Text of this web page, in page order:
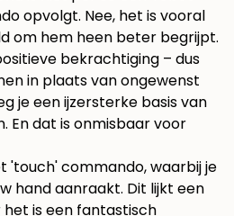
opvolgt. Nee, het is vooral
om hem heen beter begrijpt.
bekrachtiging – dus
in plaats van ongewenst
je een ijzersterke basis van
En dat is onmisbaar voor
'touch' commando, waarbij je
hand aanraakt. Dit lijkt een
is een fantastisch